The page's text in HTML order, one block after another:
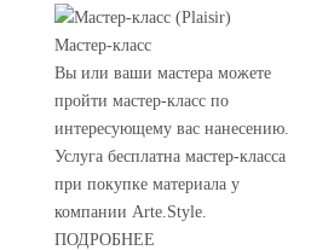
Мастер-класс
Вы или ваши мастера можете
пройти мастер-класс по
интересующему вас нанесению.
Услуга бесплатна мастер-класса
при покупке материала у
компании Arte.Style.
ПОДРОБНЕЕ